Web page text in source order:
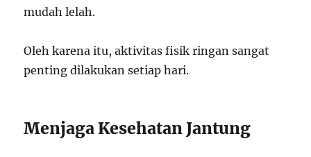
mudah lelah.
Oleh karena itu, aktivitas fisik ringan sangat
penting dilakukan setiap hari.
Menjaga Kesehatan Jantung